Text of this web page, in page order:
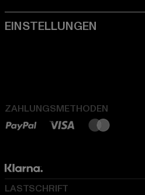
ZAHLUNGSMETHODEN
LASTSCHRIFT